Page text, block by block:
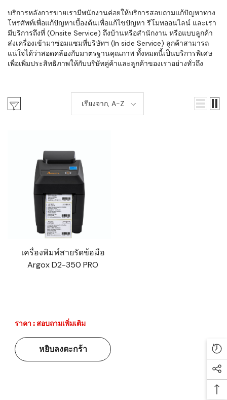
บริการหลังการขายเรามีพนักงานค่อยให้บริการสอบถามแก้ปัญหาทาง
โทรศัพท์เพื่อแก้ปัญหาเบื้องต้นเพื่อแก้ไขปัญหา รีโมทออนไลน์ และเรา
มีบริการถึงที่ (Onsite Service) ถึงบ้านหรือสำนักงาน หรือแบบลูกค้า
ส่งเครื่องเข้ามาซ่อมแซมที่บริษัทฯ (In side Service) ลูกค้าสามารถ
แน่ใจได้ว่าสอดคล้องกับมาตรฐานคุณภาพ ทั้งหมดนี้เป็นบริการพิเศษ
เพื่อเพิ่มประสิทธิภาพให้กับบริษัทคู่ค้าและลูกค้าของเราอย่างทั่วถึง
เรียงจาก, A-Z
เครื่องพิมพ์สายรัดข้อมือ
Argox D2-350 PRO
ราคา : สอบถามเพิ่มเติม
หยิบลงตะกร้า